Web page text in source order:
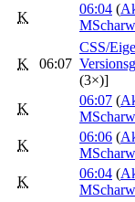
K
06:04 (
K 06:07
CSS/
(3×)]
K
06:07 (
K
06:06 (
K
06:04 (